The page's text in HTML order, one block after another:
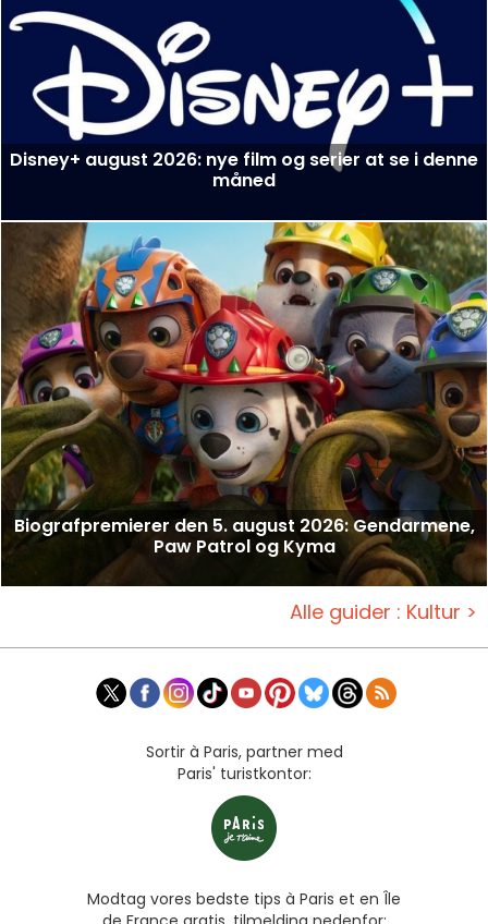
Disney+ august 2026: nye film og serier at se i denne
måned
Biografpremierer den 5. august 2026: Gendarmene,
Paw Patrol og Kyma
Alle guider : Kultur >
Sortir à Paris, partner med
Paris' turistkontor:
Modtag vores bedste tips à Paris et en Île